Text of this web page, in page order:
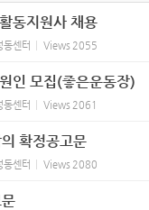
동지원사 채용
동센터 Views 2055
인 모집(좋은운동장)
동센터 Views 2061
확정공고문
동센터 Views 2080